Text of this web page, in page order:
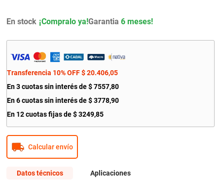
En stock Garantia 6 meses!
Transferencia 10% OFF $ 20.406,05
En 3 cuotas sin interés de $ 7557,80
En 6 cuotas sin interés de$ 3778,90
En 12 cuotas fijas de $ 3249,85
Calcular envío
Datos técnicos Aplicaciones
10 . amortiguador